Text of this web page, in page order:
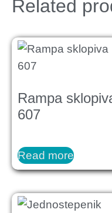
Related
Rampa
607
Read more